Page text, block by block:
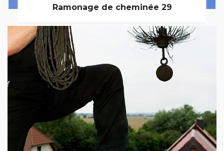
Ramonage de cheminée 29